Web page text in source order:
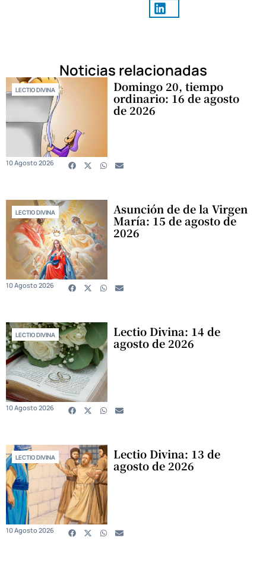
Noticias relacionadas
LECTIO DIVINA Domingo 20, tiempo
ordinario: 16 de agosto
de 2026
10 Agosto 2026
LECTIO DIVINA Asunción de de la Virgen
María: 15 de agosto de
2026
10 Agosto 2026
LECTIO DIVINA Lectio Divina: 14 de
agosto de 2026
10 Agosto 2026
LECTIO DIVINA Lectio Divina: 13 de
agosto de 2026
10 Agosto 2026